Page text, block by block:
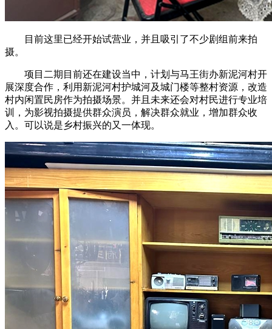
目前这里已经开始试营业，并且吸引了不少剧组前来拍
摄。
项目二期目前还在建设当中，计划与马王街办新泥河村开
展深度合作，利用新泥河村护城河及城门楼等整村资源，改造
村内闲置民房作为拍摄场景。并且未来还会对村民进行专业培
训，为影视拍摄提供群众演员，解决群众就业，增加群众收
入。可以说是乡村振兴的又一体现。